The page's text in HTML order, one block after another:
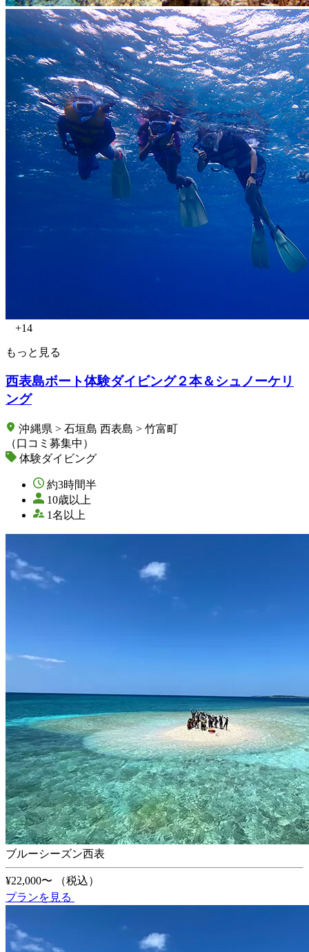
+14
もっと見る
西表島ボート体験ダイビング２本＆シュノーケリ
ング
沖縄県 > 石垣島 西表島 > 竹富町
（口コミ募集中）
体験ダイビング
約3時間半
10歳以上
1名以上
ブルーシーズン西表
¥22,000〜
（税込）
プランを見る